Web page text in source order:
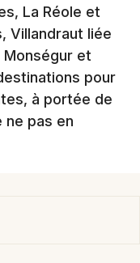
La Réole et
Villandraut liée
et
pour
à portée de
ne pas en